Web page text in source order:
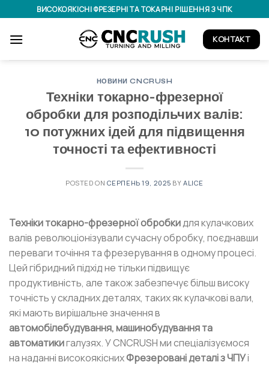
to
content
ВИСОКОЯКІСНІ ФРЕЗЕРНІ ТА ТОКАРНІ РІШЕННЯ З ЧПК
КОНТАКТ
НОВИНИ CNCRUSH
Техніки токарно-фрезерної
обробки для розподільчих валів:
10 потужних ідей для підвищення
точності та ефективності
POSTED ON СЕРПЕНЬ 19, 2025 BY ALICE
Техніки токарно-фрезерної обробкидля кулачкових
валів революціонізували сучасну обробку, поєднавши
переваги точіння та фрезерування в одному процесі.
Цей гібридний підхід не тільки підвищує
продуктивність, але також забезпечує більш високу
точність у складних деталях, таких як кулачкові вали,
які мають вирішальне значення в
автомобілебудування, машинобудування та
автоматикигалузях. У CNCRUSH ми спеціалізуємося
на наданні високоякіснихФрезеровані деталі з ЧПУі